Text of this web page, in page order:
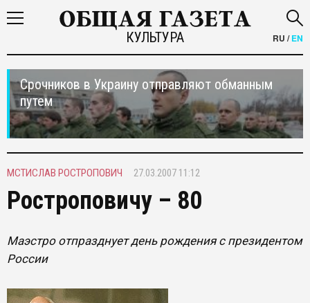
КУЛЬТУРА RU /EN
Срочников в Украину отправляют обманным
путем
МСТИСЛАВ РОСТРОПОВИЧ 27.03.2007 11:12
Ростроповичу – 80
Маэстро отпразднует день рождения с президентом
России